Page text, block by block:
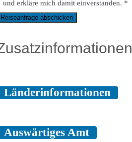
und erkläre mich damit einverstanden. *
Reiseanfrage abschicken
Länderinformationen
Auswärtiges Amt